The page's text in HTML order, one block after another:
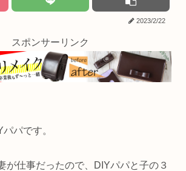
2023/2/22
スポンサーリンク
パです。
が仕事だったので、DIYパパと子の３